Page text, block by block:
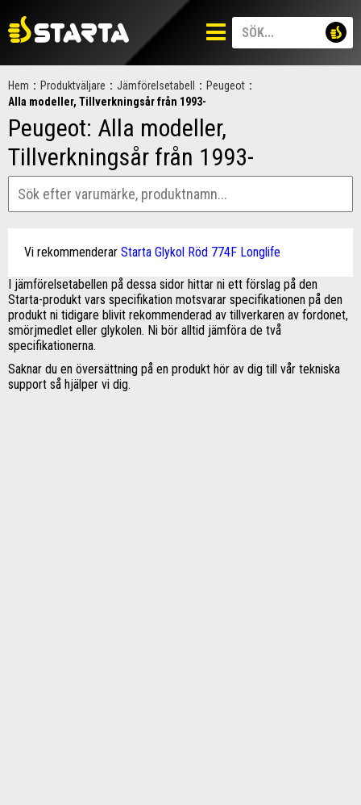
Hem : Produktväljare : Jämförelsetabell : Peugeot :
Alla modeller, Tillverkningsår från 1993-
Peugeot: Alla modeller,
Tillverkningsår från 1993-
Vi rekommenderar Starta Glykol Röd 774F Longlife
I jämförelsetabellen på dessa sidor hittar ni ett förslag på den
Starta-produkt vars specifikation motsvarar specifikationen på den
produkt ni tidigare blivit rekommenderad av tillverkaren av fordonet,
smörjmedlet eller glykolen. Ni bör alltid jämföra de två
specifikationerna.
Saknar du en översättning på en produkt hör av dig till vår tekniska
support så hjälper vi dig.